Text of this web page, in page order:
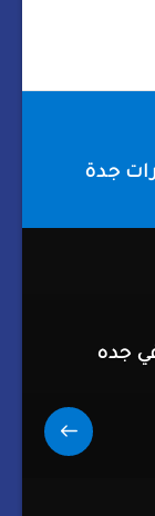
جدة
جده